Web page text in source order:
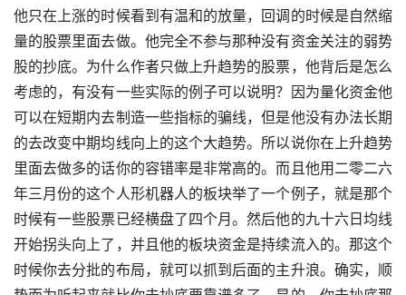
他只在上涨的时候看到有温和的放量，回调的时候是自然缩
量的股票里面去做。他完全不参与那种没有资金关注的弱势
股的抄底。为什么作者只做上升趋势的股票，他背后是怎么
考虑的，有没有一些实际的例子可以说明？因为量化资金他
可以在短期内去制造一些指标的骗线，但是他没有办法长期
的去改变中期均线向上的这个大趋势。所以说你在上升趋势
里面去做多的话你的容错率是非常高的。而且他用二零二六
年三月份的这个人形机器人的板块举了一个例子，就是那个
时候有一些股票已经横盘了四个月。然后他的九十六日均线
开始拐头向上了，并且他的板块资金是持续流入的。那这个
时候你去分批的布局，就可以抓到后面的主升浪。确实，顺